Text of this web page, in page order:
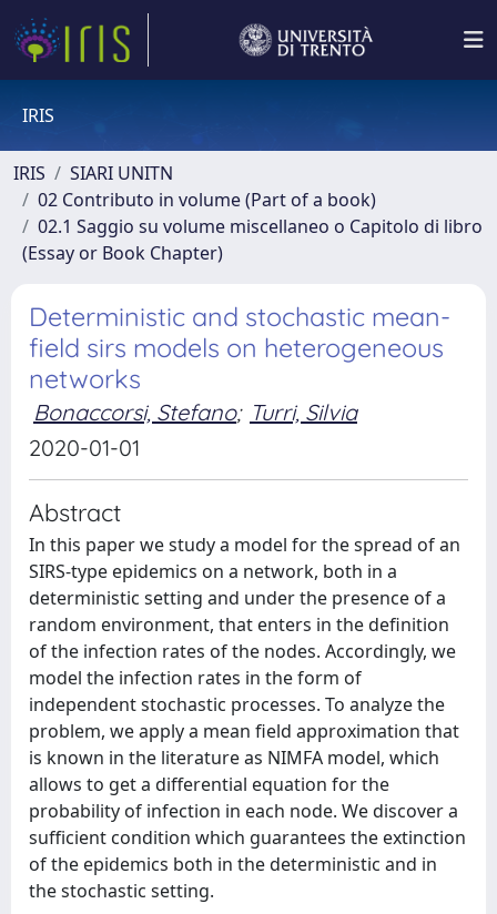
IRIS
IRIS
SIARI UNITN
02 Contributo in volume (Part of a book)
02.1 Saggio su volume miscellaneo o Capitolo di libro
(Essay or Book Chapter)
Deterministic and stochastic mean-
field sirs models on heterogeneous
networks
Bonaccorsi, Stefano; Turri, Silvia
2020-01-01
Abstract
In this paper we study a model for the spread of an
SIRS-type epidemics on a network, both in a
deterministic setting and under the presence of a
random environment, that enters in the definition
of the infection rates of the nodes. Accordingly, we
model the infection rates in the form of
independent stochastic processes. To analyze the
problem, we apply a mean field approximation that
is known in the literature as NIMFA model, which
allows to get a differential equation for the
probability of infection in each node. We discover a
sufficient condition which guarantees the extinction
of the epidemics both in the deterministic and in
the stochastic setting.